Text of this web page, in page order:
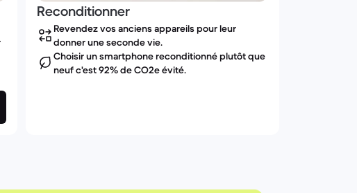
Reconditionner
Revendez vos anciens appareils pour leur
donner une seconde vie.
Choisir un smartphone reconditionné plutôt que
neuf c'est 92% de CO2e évité.